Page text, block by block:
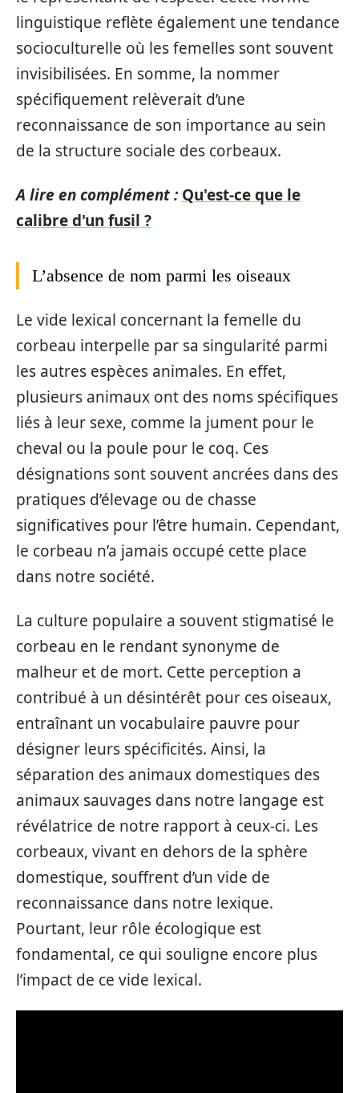
linguistique reflète également une tendance
socioculturelle où les femelles sont souvent
invisibilisées. En somme, la nommer
spécifiquement relèverait d’une
reconnaissance de son importance au sein
de la structure sociale des corbeaux.
A lire en complément : Qu'est-ce que le
calibre d'un fusil ?
L’absence de nom parmi les oiseaux
Le vide lexical concernant la femelle du
corbeau interpelle par sa singularité parmi
les autres espèces animales. En effet,
plusieurs animaux ont des noms spécifiques
liés à leur sexe, comme la jument pour le
cheval ou la poule pour le coq. Ces
désignations sont souvent ancrées dans des
pratiques d’élevage ou de chasse
significatives pour l’être humain. Cependant,
le corbeau n’a jamais occupé cette place
dans notre société.
La culture populaire a souvent stigmatisé le
corbeau en le rendant synonyme de
malheur et de mort. Cette perception a
contribué à un désintérêt pour ces oiseaux,
entraînant un vocabulaire pauvre pour
désigner leurs spécificités. Ainsi, la
séparation des animaux domestiques des
animaux sauvages dans notre langage est
révélatrice de notre rapport à ceux-ci. Les
corbeaux, vivant en dehors de la sphère
domestique, souffrent d’un vide de
reconnaissance dans notre lexique.
Pourtant, leur rôle écologique est
fondamental, ce qui souligne encore plus
l’impact de ce vide lexical.